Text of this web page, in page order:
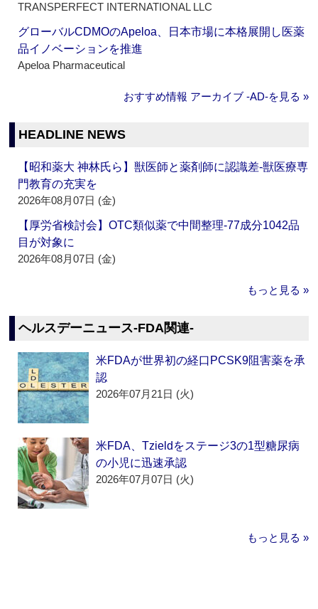
TRANSPERFECT INTERNATIONAL LLC
グローバルCDMOのApeloa、日本市場に本格展開し医薬
品イノベーションを推進
Apeloa Pharmaceutical
おすすめ情報 アーカイブ ‐AD‐を見る »
HEADLINE NEWS
【昭和薬大 神林氏ら】獣医師と薬剤師に認識差‐獣医療専
門教育の充実を
2026年08月07日 (金)
【厚労省検討会】OTC類似薬で中間整理‐77成分1042品
目が対象に
2026年08月07日 (金)
もっと見る »
ヘルスデーニュース‐FDA関連‐
米FDAが世界初の経口PCSK9阻害薬を承
認
2026年07月21日 (火)
米FDA、Tzieldをステージ3の1型糖尿病
の小児に迅速承認
2026年07月07日 (火)
もっと見る »